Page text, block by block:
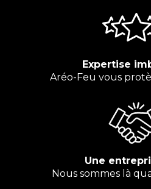
Expertise
Aréo-Feu vous
Une
Nous sommes là